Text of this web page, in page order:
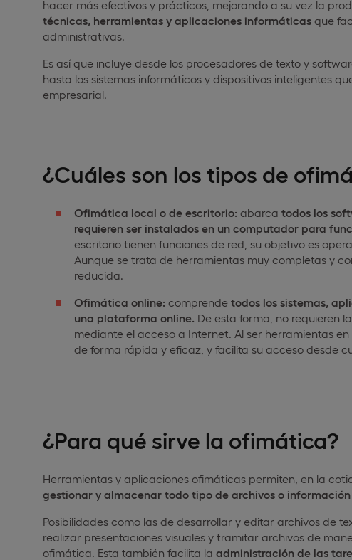
hacer más efectivos y prácticos, mejorando a su vez la
técnicas, herramientas y aplicaciones informáticas que
administrativas.
Es así que incluye desde los procesadores de texto y
hasta los sistemas informáticos y dispositivos inteligentes
empresarial.
¿Cuáles son los tipos de
Ofimática local o de escritorio: abarca todos los
requieren ser instalados en un computador para
escritorio tienen funciones de red, su objetivo es
Aunque se trata de herramientas muy completas y
reducida.
Ofimática online: comprende todos los sistemas,
una plataforma online. De esta forma, no requieren
mediante el acceso a Internet. Al ser herramientas
de forma rápida y eficaz, y facilita su acceso desde
¿Para qué sirve la ofimática?
Herramientas y aplicaciones ofimáticas permiten, en la
gestionar y almacenar todo tipo de archivos o
Posibilidades como las de desarrollar y editar archivos de
realizar presentaciones visuales y tramitar archivos de
ofimática. Esta también facilita la administración de las